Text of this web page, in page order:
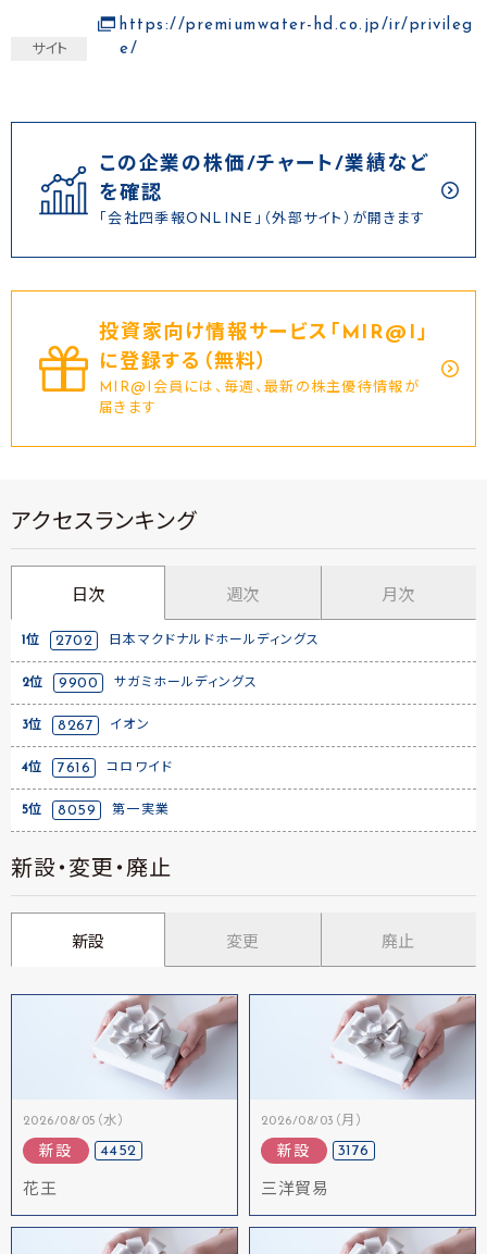
サイト
https://premiumwater-hd.co.jp/ir/privileg
e/
この企業の株価/チャート/業績など
を確認
「会社四季報ONLINE」（外部サイト）が開きます
投資家向け情報サービス｢MIR@I｣
に登録する（無料）
MIR@I会員には、毎週、最新の株主優待情報が
届きます
アクセスランキング
日次 週次 月次
1位 2702 日本マクドナルドホールディングス
2位 9900 サガミホールディングス
3位 8267 イオン
4位 7616 コロワイド
5位 8059 第一実業
新設・変更・廃止
新設 変更 廃止
2026/08/05（水）
新設 4452
花王
2026/08/03（月）
新設 3176
三洋貿易